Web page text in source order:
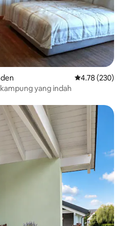
Penarafan
4.78 (230)
yang indah